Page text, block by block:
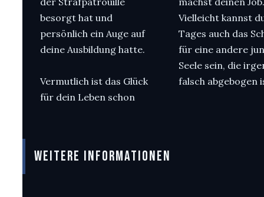
besorgt hat und
persönlich ein Auge auf
deine Ausbildung hatte.
Vermutlich ist das Glück
für dein Leben schon
Vielleicht kannst
Tages auch das
für eine andere
Seele sein, die
falsch abgebogen
WEITERE INFORMATIONEN